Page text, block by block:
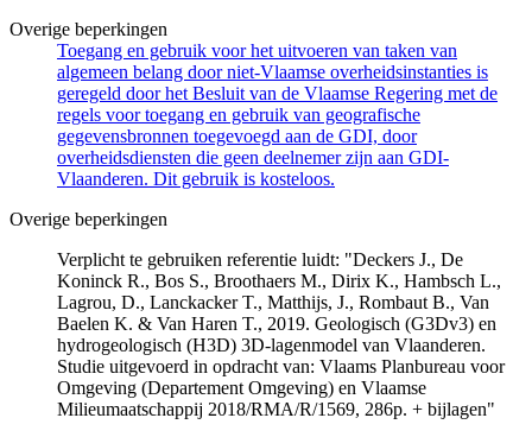
Overige beperkingen
Toegang en gebruik voor het uitvoeren van taken van
algemeen belang door niet-Vlaamse overheidsinstanties is
geregeld door het Besluit van de Vlaamse Regering met de
regels voor toegang en gebruik van geografische
gegevensbronnen toegevoegd aan de GDI, door
overheidsdiensten die geen deelnemer zijn aan GDI-
Vlaanderen. Dit gebruik is kosteloos.
Overige beperkingen
Verplicht te gebruiken referentie luidt: "Deckers J., De
Koninck R., Bos S., Broothaers M., Dirix K., Hambsch L.,
Lagrou, D., Lanckacker T., Matthijs, J., Rombaut B., Van
Baelen K. & Van Haren T., 2019. Geologisch (G3Dv3) en
hydrogeologisch (H3D) 3D-lagenmodel van Vlaanderen.
Studie uitgevoerd in opdracht van: Vlaams Planbureau voor
Omgeving (Departement Omgeving) en Vlaamse
Milieumaatschappij 2018/RMA/R/1569, 286p. + bijlagen"